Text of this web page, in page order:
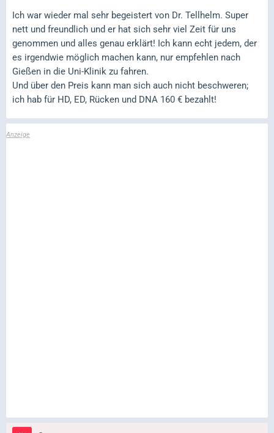
Ich war wieder mal sehr begeistert von Dr. Tellhelm. Super
nett und freundlich und er hat sich sehr viel Zeit für uns
genommen und alles genau erklärt! Ich kann echt jedem, der
es irgendwie möglich machen kann, nur empfehlen nach
Gießen in die Uni-Klinik zu fahren.
Und über den Preis kann man sich auch nicht beschweren;
ich hab für HD, ED, Rücken und DNA 160 € bezahlt!